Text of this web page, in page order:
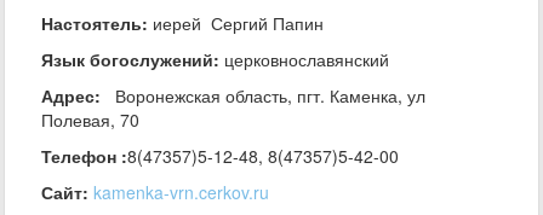
Настоятель: иерей Сергий Папин
Язык богослужений: церковнославянский
Адрес: Воронежская область, пгт. Каменка, ул
Полевая, 70
Телефон :8(47357)5-12-48, 8(47357)5-42-00
Сайт: kamenka-vrn.cerkov.ru